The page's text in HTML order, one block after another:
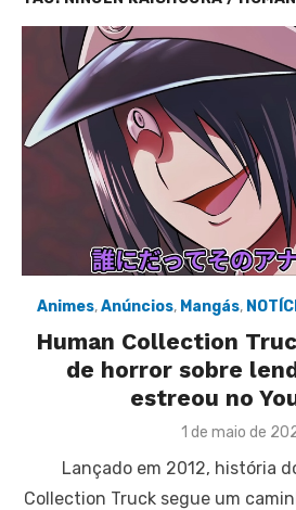
Animes,Anúncios, Mangás,
Human Collection
de horror sobre
estreou no
Posted
1 de maio de
Lançado em 2012, história
Collection Truck segue um